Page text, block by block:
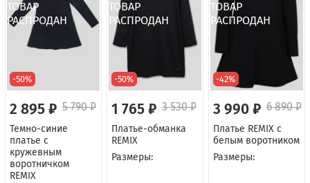
-50%
2 895 ₽ 5 790 ₽
Темно-синие
платье с
кружевным
воротничком
REMIX
-50%
1 765 ₽ 3 530 ₽
Платье-обманка
REMIX
Размеры:
-42%
3 990 ₽ 6 890 ₽
Платье REMIX с
белым воротником
Размеры: